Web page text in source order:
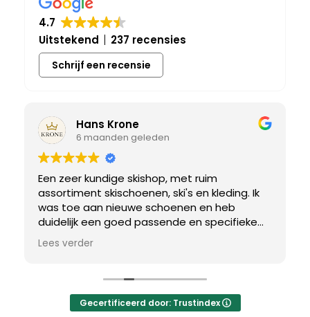
4.7
Uitstekend
237 recensies
Schrijf een recensie
Hans Krone
6 maanden geleden
Een zeer kundige skishop, met ruim
assortiment skischoenen, ski's en kleding. Ik
was toe aan nieuwe schoenen en heb
duidelijk een goed passende en specifieke
breedtemaat nodig. Er werd uitgebreid de
tijd genomen om de juiste schoen te vinden.
gevonden, waar met een paar kleine
aanpassing het perfecte model van werd
gemaakt.
Lees verder
Gecertificeerd door: Trustindex